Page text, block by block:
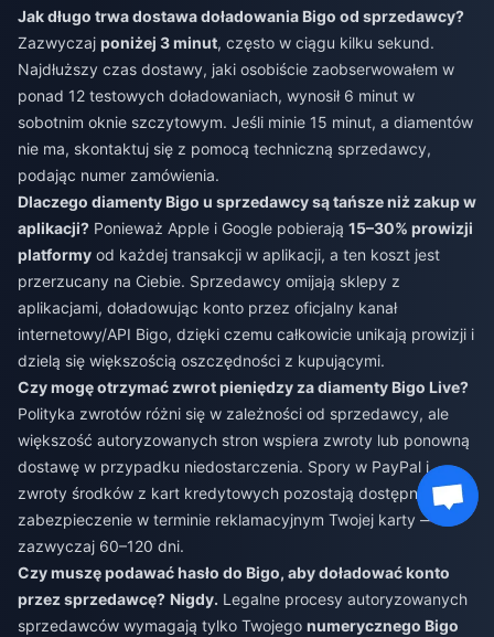
Jak długo trwa dostawa doładowania Bigo od sprzedawcy?
Zazwyczaj poniżej 3 minut, często w ciągu kilku sekund.
Najdłuższy czas dostawy, jaki osobiście zaobserwowałem w
ponad 12 testowych doładowaniach, wynosił 6 minut w
sobotnim oknie szczytowym. Jeśli minie 15 minut, a diamentów
nie ma, skontaktuj się z pomocą techniczną sprzedawcy,
podając numer zamówienia.
Dlaczego diamenty Bigo u sprzedawcy są tańsze niż zakup w
aplikacji? Ponieważ Apple i Google pobierają 15–30% prowizji
platformy od każdej transakcji w aplikacji, a ten koszt jest
przerzucany na Ciebie. Sprzedawcy omijają sklepy z
aplikacjami, doładowując konto przez oficjalny kanał
internetowy/API Bigo, dzięki czemu całkowicie unikają prowizji i
dzielą się większością oszczędności z kupującymi.
Czy mogę otrzymać zwrot pieniędzy za diamenty Bigo Live?
Polityka zwrotów różni się w zależności od sprzedawcy, ale
większość autoryzowanych stron wspiera zwroty lub ponowną
dostawę w przypadku niedostarczenia. Spory w PayPal i
zwroty środków z kart kredytowych pozostają dostępne jako
zabezpieczenie w terminie reklamacyjnym Twojej karty —
zazwyczaj 60–120 dni.
Czy muszę podawać hasło do Bigo, aby doładować konto
przez sprzedawcę? Nigdy. Legalne procesy autoryzowanych
sprzedawców wymagają tylko Twojego numerycznego Bigo